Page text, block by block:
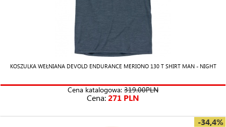
KOSZULKA WEŁNIANA DEVOLD ENDURANCE MERIONO 130 T SHIRT MAN - NIGHT
Cena katalogowa: 319.00PLN
Cena:271 PLN
-34,4%